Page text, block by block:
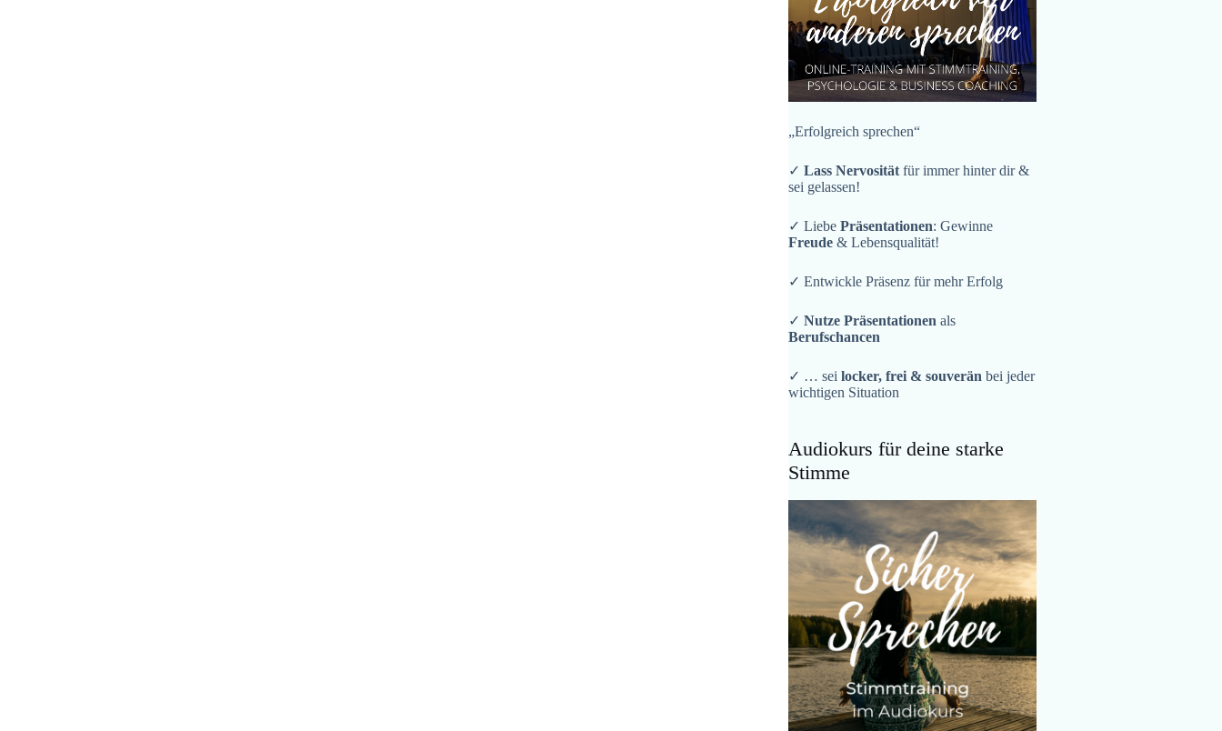
„Erfolgreich sprechen“
✓Lass Nervosität für immer hinter dir &
sei gelassen!
✓ LiebePräsentationen: Gewinne
Freude & Lebensqualität!
✓ Entwickle Präsenz für mehr Erfolg
✓Nutze Präsentationenals
Berufschancen
✓ … seilocker, frei & souverän bei jeder
wichtigen Situation
Audiokurs für deine starke
Stimme